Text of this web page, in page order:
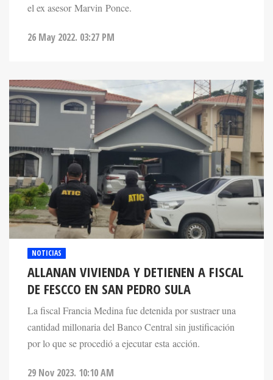
el ex asesor Marvin Ponce.
26 May 2022. 03:27 PM
NOTICIAS
ALLANAN VIVIENDA Y DETIENEN A FISCAL
DE FESCCO EN SAN PEDRO SULA
La fiscal Francia Medina fue detenida por sustraer una
cantidad millonaria del Banco Central sin justificación
por lo que se procedió a ejecutar esta acción.
29 Nov 2023. 10:10 AM